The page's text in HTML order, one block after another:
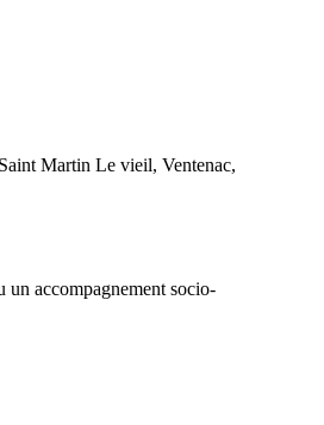
Martin Le vieil, Ventenac,
un accompagnement socio-